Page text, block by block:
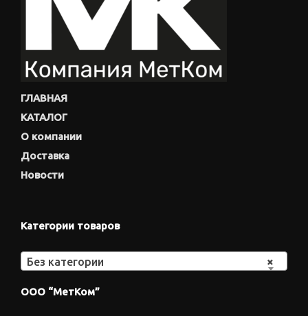
ГЛАВНАЯ
КАТАЛОГ
О компании
Доставка
Новости
Категории товаров
×
Без категории
ООО “МетКом”